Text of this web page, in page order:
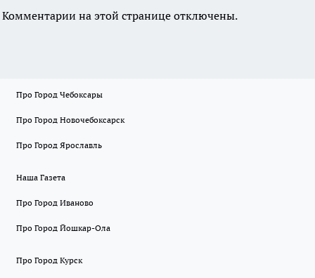
Комментарии на этой странице отключены.
Про Город Чебоксары
Про Город Новочебоксарск
Про Город Ярославль
Наша Газета
Про Город Иваново
Про Город Йошкар-Ола
Про Город Курск